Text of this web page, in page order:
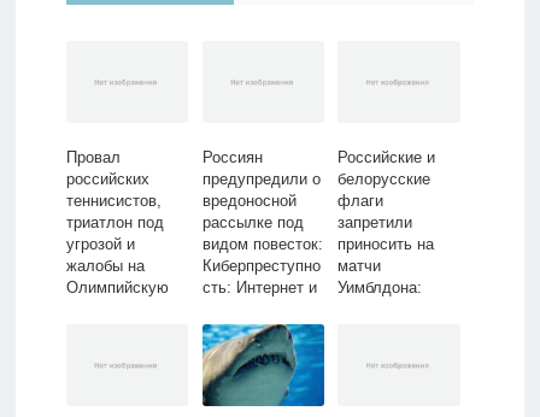
Провал
российских
теннисистов,
триатлон под
угрозой и
жалобы на
Олимпийскую
Олимпиада:
Россиян
предупредили о
вредоносной
рассылке под
видом повесток:
Киберпреступно
сть: Интернет и
Российские и
белорусские
флаги
запретили
приносить на
матчи
Уимблдона: